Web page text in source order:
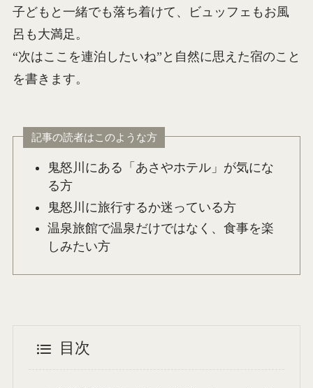
子どもと一緒でも落ち着けて、ビュッフェもお風
呂も大満足。
“次はここを連泊したいね”と自然に思えた宿のこと
を書きます。
記事の読者はこのような方
鬼怒川にある「あさやホテル」が気にな
る方
鬼怒川に旅行するか迷っている方
温泉旅館で温泉だけではなく、食事を楽
しみたい方
目次